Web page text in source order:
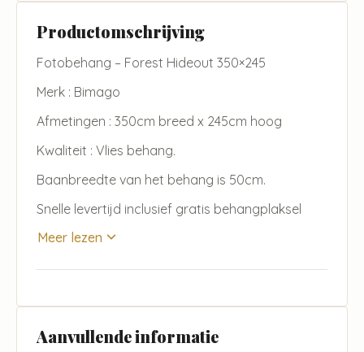
Productomschrijving
Fotobehang – Forest Hideout 350×245
Merk : Bimago
Afmetingen : 350cm breed x 245cm hoog
Kwaliteit : Vlies behang.
Baanbreedte van het behang is 50cm.
Snelle levertijd inclusief gratis behangplaksel
Meer lezen
Aanvullende informatie